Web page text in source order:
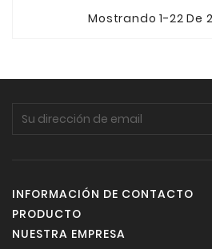
Mostrando 1-22 De
INFORMACIÓN DE CONTACTO
PRODUCTO
NUESTRA EMPRESA